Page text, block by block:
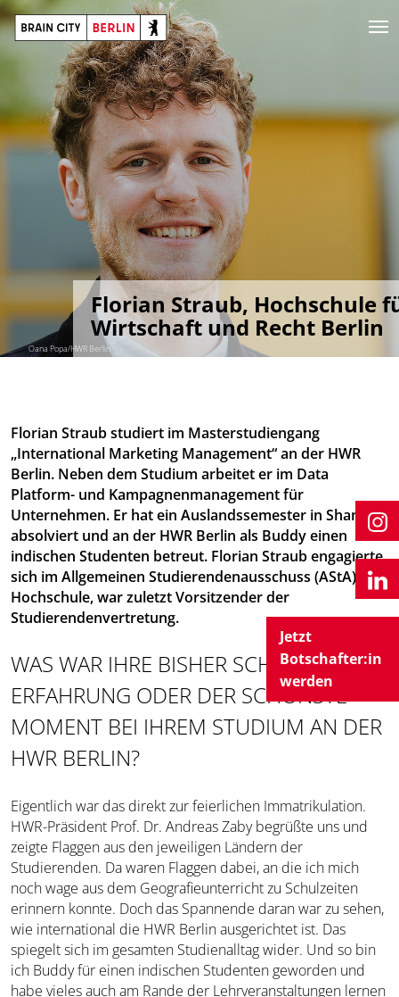
Jetzt
Botschafter:in
werden
Oana Popa/HWR Berlin
Florian Straub, Hochschule
Wirtschaft und Recht Berlin
Florian Straub studiert im Masterstudiengang
„International Marketing Management“ an der HWR
Berlin. Neben dem Studium arbeitet er im Data
Platform- und Kampagnenmanagement für
Unternehmen. Er hat ein Auslandssemester in Shanghai
absolviert und an der HWR Berlin als Buddy einen
indischen Studenten betreut. Florian Straub engagierte
sich im Allgemeinen Studierendenausschuss (AStA) der
Hochschule, war zuletzt Vorsitzender der
Studierendenvertretung.
WAS WAR IHRE BISHER SCHÖNSTE
ERFAHRUNG ODER DER SCHÖNSTE
MOMENT BEI IHREM STUDIUM AN DER
HWR BERLIN?
Eigentlich war das direkt zur feierlichen Immatrikulation.
HWR-Präsident Prof. Dr. Andreas Zaby begrüßte uns und
zeigte Flaggen aus den jeweiligen Ländern der
Studierenden. Da waren Flaggen dabei, an die ich mich
noch wage aus dem Geografieunterricht zu Schulzeiten
erinnern konnte. Doch das Spannende daran war zu sehen,
wie international die HWR Berlin ausgerichtet ist. Das
spiegelt sich im gesamten Studienalltag wider. Und so bin
ich Buddy für einen indischen Studenten geworden und
habe vieles auch am Rande der Lehrveranstaltungen lernen